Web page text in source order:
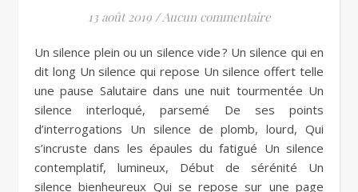
13 août 2019 / Aucun commentaire
Un silence plein ou un silence vide ? Un silence qui en
dit long Un silence qui repose Un silence offert telle
une pause Salutaire dans une nuit tourmentée Un
silence interloqué, parsemé De ses points
d’interrogations Un silence de plomb, lourd, Qui
s’incruste dans les épaules du fatigué Un silence
contemplatif, lumineux, Début de sérénité Un
silence bienheureux Qui se repose sur une page